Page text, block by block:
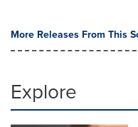
More Releases From This
Explore